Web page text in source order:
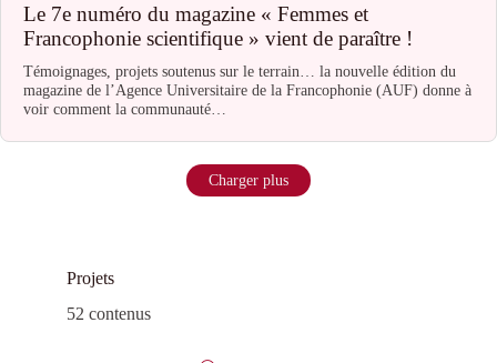
Le 7e numéro du magazine « Femmes et
Francophonie scientifique » vient de paraître !
Témoignages, projets soutenus sur le terrain… la nouvelle édition du
magazine de l’Agence Universitaire de la Francophonie (AUF) donne à
voir comment la communauté…
Charger plus
Projets
52 contenus